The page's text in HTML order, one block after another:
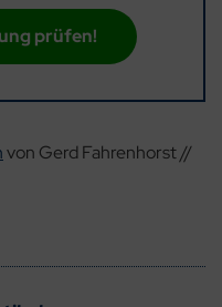
prüfen!
von Gerd Fahrenhorst //